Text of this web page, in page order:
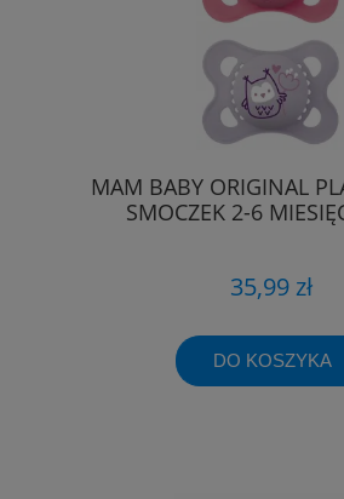
MAM BABY ORIGINAL
SMOCZEK 2-6
35,99 zł
DO KOSZYKA